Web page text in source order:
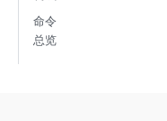
命令
总览